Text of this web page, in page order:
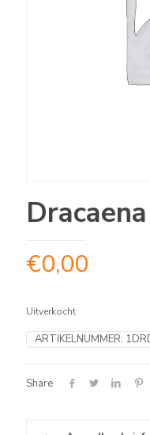
Dracaena
€0,00
Uitverkocht
ARTIKELNUMMER:
Share